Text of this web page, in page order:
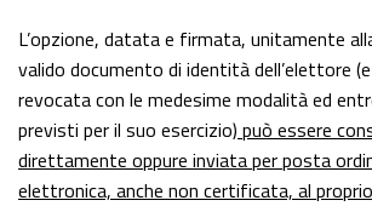
L’opzione, datata e firmata, unitamente
valido documento di identità dell’elettore
revocata con le medesime modalità ed
previsti per il suo esercizio) può essere
direttamente oppure inviata per posta
elettronica, anche non certificata, al